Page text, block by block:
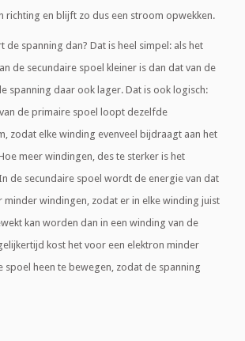
richting en blijft zo dus een stroom opwekken.
de spanning dan? Dat is heel simpel: als het
de secundaire spoel kleiner is dan dat van de
spanning daar ook lager. Dat is ook logisch:
de primaire spoel loopt dezelfde
zodat elke winding evenveel bijdraagt aan het
meer windingen, des te sterker is het
de secundaire spoel wordt de energie van dat
minder windingen, zodat er in elke winding juist
kan worden dan in een winding van de
kost het voor een elektron minder
heen te bewegen, zodat de spanning